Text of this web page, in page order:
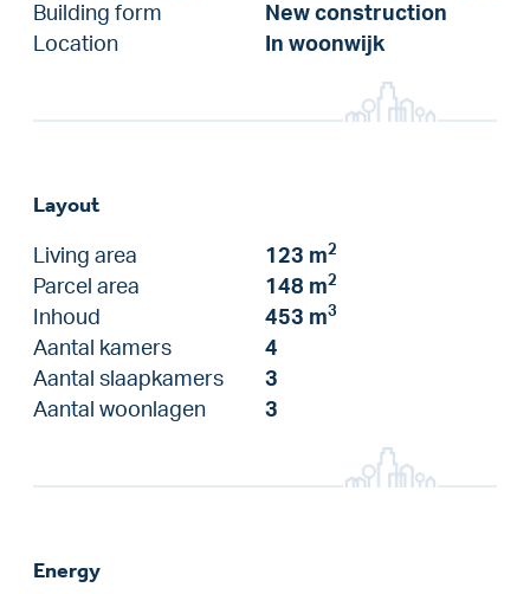
Building form
New construction
Location
In woonwijk
Layout
Living area 123 m2
Parcel area 148 m2
Inhoud 453 m3
Aantal kamers
4
Aantal slaapkamers
3
Aantal woonlagen
3
Energy